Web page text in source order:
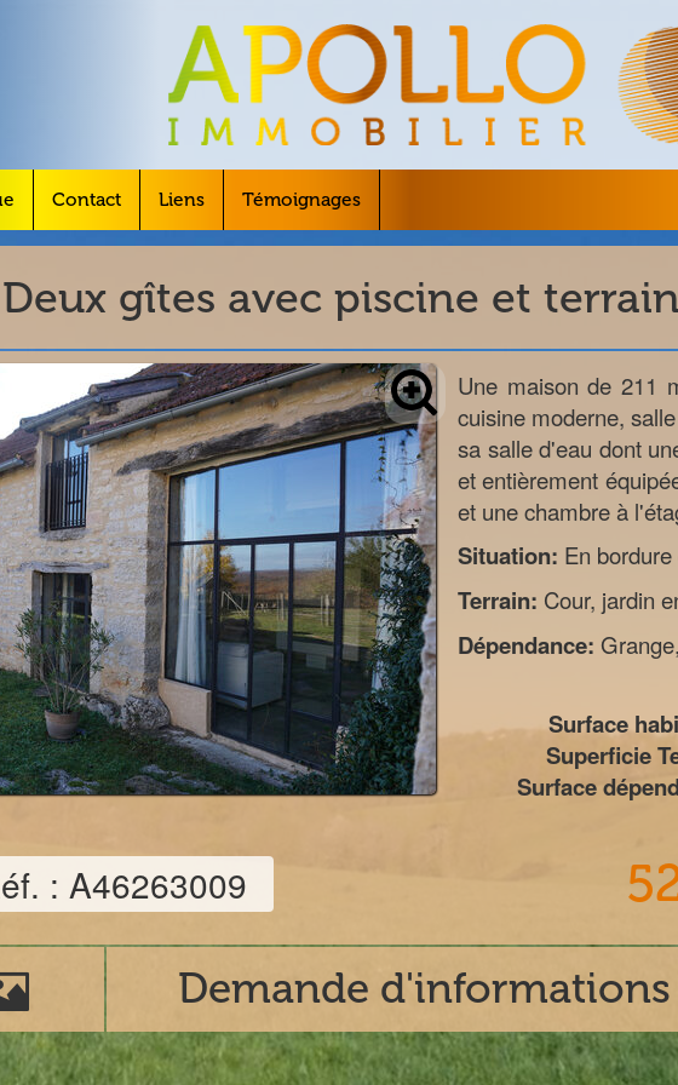
Contact Liens Témoignages
Deux gîtes avec piscine et
Une maison de 211
cuisine moderne,
sa salle d'eau dont
et entièrement
et une chambre à
Situation: En
Terrain: Cour, jardin
Dépendance:
Surface
Superficie
Surface
: A46263009
Demande d'informations